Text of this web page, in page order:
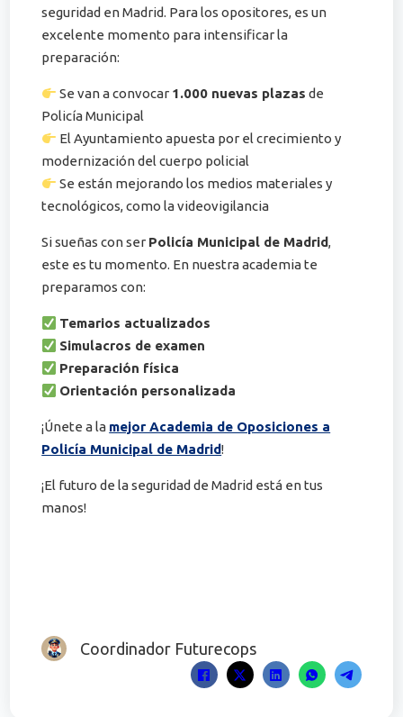
seguridad en Madrid. Para los opositores, es un
excelente momento para intensificar la
preparación:
Se van a convocar 1.000 nuevas plazas de
Policía Municipal
El Ayuntamiento apuesta por el crecimiento y
modernización del cuerpo policial
Se están mejorando los medios materiales y
tecnológicos, como la videovigilancia
Si sueñas con ser Policía Municipal de Madrid,
este es tu momento. En nuestra academia te
preparamos con:
Temarios actualizados
Simulacros de examen
Preparación física
Orientación personalizada
¡Únete a la mejor Academia de Oposiciones a
Policía Municipal de Madrid!
¡El futuro de la seguridad de Madrid está en tus
manos!
Coordinador Futurecops